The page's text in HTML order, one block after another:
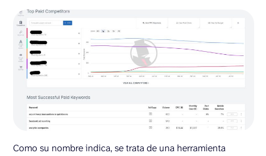
Como su nombre indica, se trata de una herramienta